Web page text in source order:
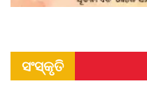
ସଂସ୍କୃତି